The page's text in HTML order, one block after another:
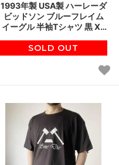
1993年製 USA製 ハーレーダ
ビッドソン ブルーフレイム
イーグル 半袖Tシャツ 黒 XL
製 D152
SOLD OUT